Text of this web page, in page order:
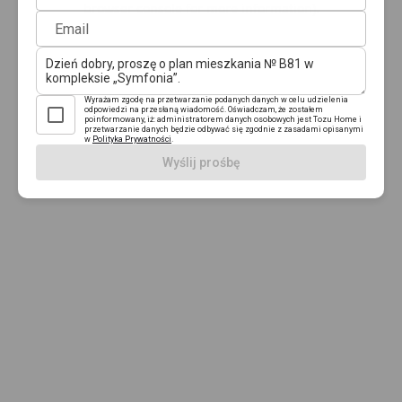
Email
Wyrażam zgodę na przetwarzanie podanych danych w celu udzielenia
odpowiedzi na przesłaną wiadomość. Oświadczam, że zostałem
poinformowany, iż: administratorem danych osobowych jest Tozu Home i
przetwarzanie danych będzie odbywać się zgodnie z zasadami opisanymi
w Polityka Prywatności
Wyślij prośbę
browser console for more information).